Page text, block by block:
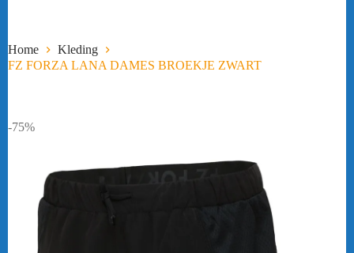
Home
Kleding
FZ FORZA LANA DAMES BROEKJE ZWART
-75%